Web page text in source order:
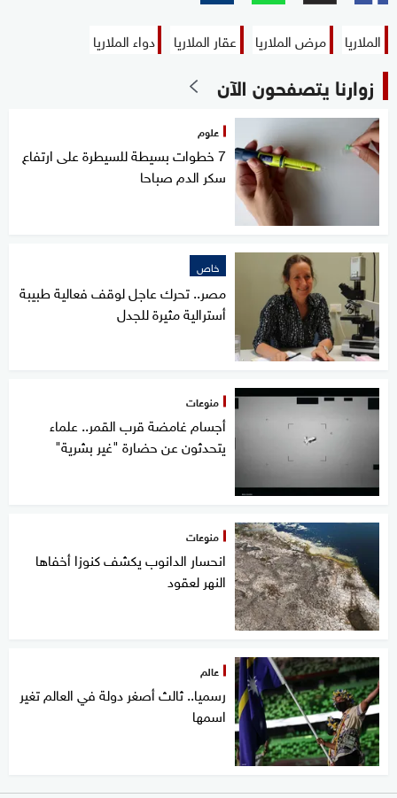
الملاريا مرض الملاريا عقار الملاريا دواء الملاريا
زوارنا يتصفحون الآن
علوم
7 خطوات بسيطة للسيطرة على ارتفاع
سكر الدم صباحا
خاص
مصر.. تحرك عاجل لوقف فعالية طبيبة
أسترالية مثيرة للجدل
منوعات
أجسام غامضة قرب القمر.. علماء
يتحدثون عن حضارة "غير بشرية"
منوعات
انحسار الدانوب يكشف كنوزا أخفاها
النهر لعقود
عالم
رسميا.. ثالث أصغر دولة في العالم تغير
اسمها